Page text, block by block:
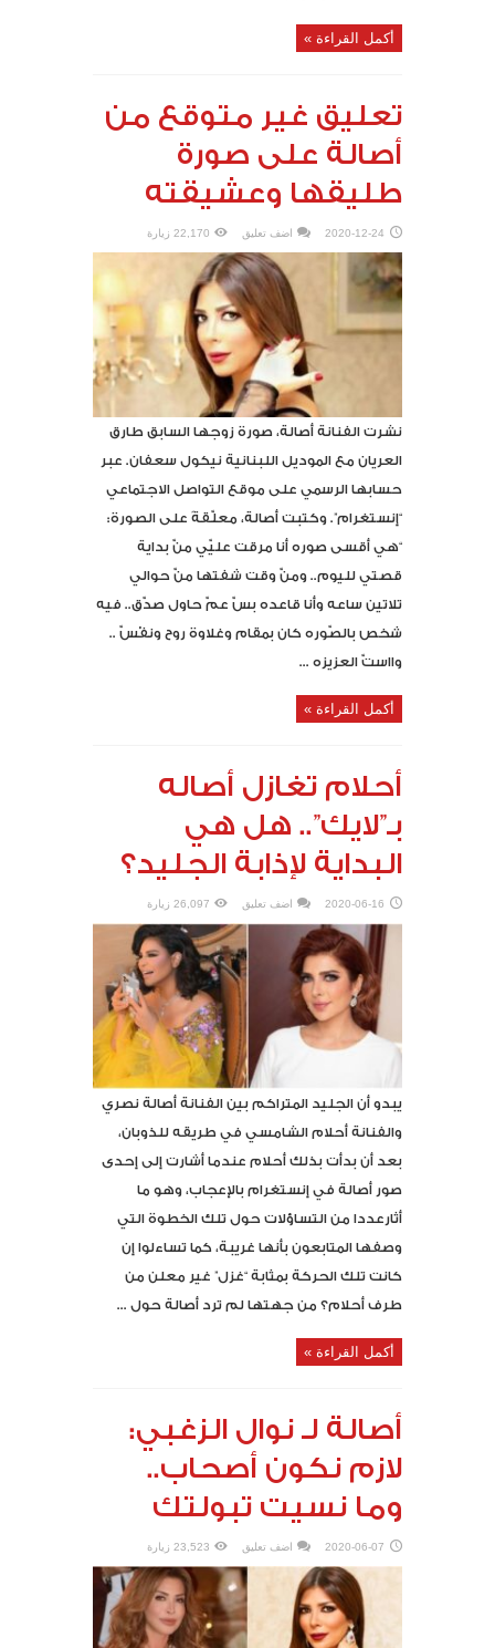
أكمل القراءة »
تعليق غير متوقع من
أصالة على صورة
طليقها وعشيقته
2020-12-24 اضف تعليق 22,170 زيارة
نشرت الفنانة أصالة، صورة زوجها السابق طارق
العريان مع الموديل اللبنانية نيكول سعفان. عبر
حسابها الرسمي على موقع التواصل الاجتماعي
“إنستغرام”. وكتبت أصالة، معلّقةً على الصورة:
“هي أقسى صوره أنا مرقت عليّي منّ بداية
قصتي لليوم.. ومنّ وقت شفتها منّ حوالي
تلاتين ساعه وأنا قاعده بسّ عمّ حاول صدّق.. فيه
شخص بالصّوره كان بمقام وغلاوة روح ونفْسّ ..
وااستّ العزيزه ...
أكمل القراءة »
أحلام تغازل أصاله
بـ”لايك”.. هل هي
البداية لإذابة الجليد؟
2020-06-16 اضف تعليق 26,097 زيارة
يبدو أن الجليد المتراكم بين الفنانة أصالة نصري
والفنانة أحلام الشامسي في طريقه للذوبان،
بعد أن بدأت بذلك أحلام عندما أشارت إلى إحدى
صور أصالة في إنستغرام بالإعجاب، وهو ما
أثارعددا من التساؤلات حول تلك الخطوة التي
وصفها المتابعون بأنها غريبة، كما تساءلوا إن
كانت تلك الحركة بمثابة “غزل” غير معلن من
طرف أحلام؟ من جهتها لم ترد أصالة حول ...
أكمل القراءة »
أصالة لـ نوال الزغبي:
لازم نكون أصحاب..
وما نسيت تبولتك
2020-06-07 اضف تعليق 23,523 زيارة